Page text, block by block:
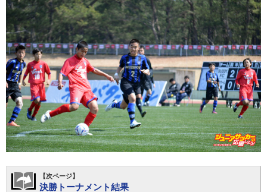
【次ページ】
決勝トーナメント結果